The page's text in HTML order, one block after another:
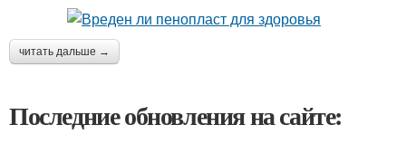
читать дальше →
Последние обновления на сайте: